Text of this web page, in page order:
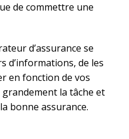
de commettre une
d’assurance se
d’informations, de les
en fonction de vos
la tâche et
bonne assurance.